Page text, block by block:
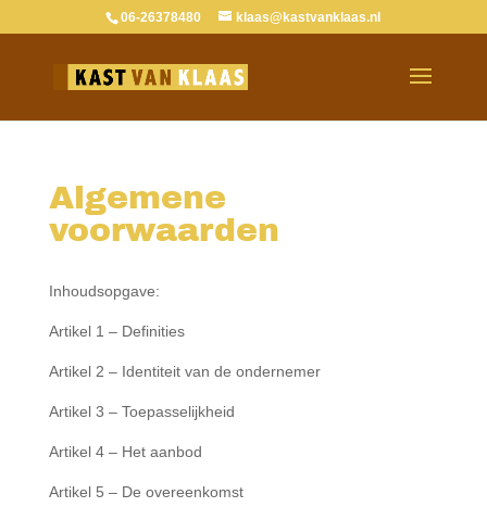
06-26378480 klaas@kastvanklaas.nl
Algemene
voorwaarden
Inhoudsopgave:
Artikel 1 – Definities
Artikel 2 – Identiteit van de ondernemer
Artikel 3 – Toepasselijkheid
Artikel 4 – Het aanbod
Artikel 5 – De overeenkomst